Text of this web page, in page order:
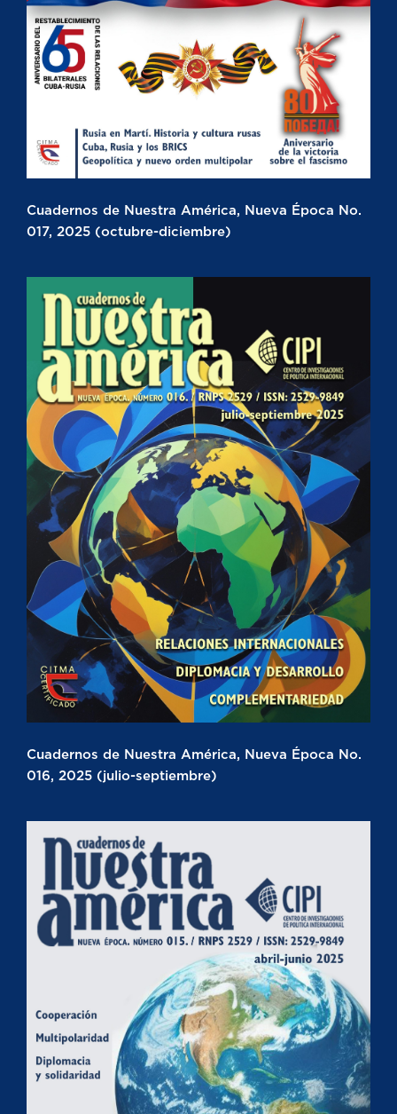
Cuadernos de Nuestra América, Nueva Época No.
017, 2025 (octubre-diciembre)
Cuadernos de Nuestra América, Nueva Época No.
016, 2025 (julio-septiembre)